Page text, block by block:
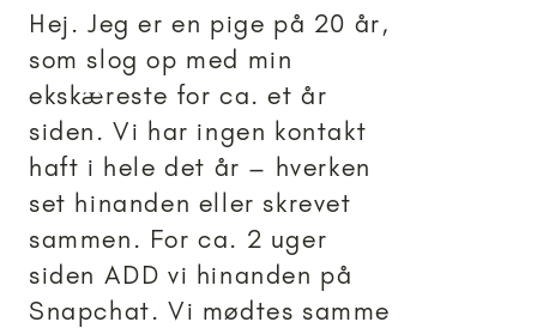
Hej. Jeg er en pige på 20 år,
som slog op med min
ekskæreste for ca. et år
siden. Vi har ingen kontakt
haft i hele det år – hverken
set hinanden eller skrevet
sammen. For ca. 2 uger
siden ADD vi hinanden på
Snapchat. Vi mødtes samme